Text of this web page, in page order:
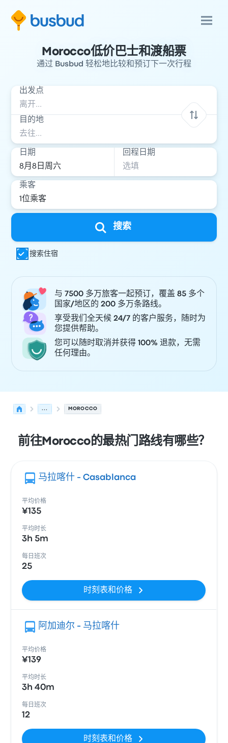
Morocco低价巴士和渡船票
通过 Busbud 轻松地比较和预订下一次行程
出发点
目的地
日期 回程日期
乘客
搜索
搜索住宿
与 7500 多万旅客一起预订，覆盖 85 多个
国家/地区的 200 多万条路线。
享受我们全天候 24/7 的客户服务，随时为
您提供帮助。
您可以随时取消并获得 100% 退款，无需
任何理由。
... MOROCCO
前往Morocco的最热门路线有哪些？
马拉喀什 - Casablanca
平均价格
¥135
平均时长
3h 5m
每日班次
25
时刻表和价格
阿加迪尔 - 马拉喀什
平均价格
¥139
平均时长
3h 40m
每日班次
12
时刻表和价格